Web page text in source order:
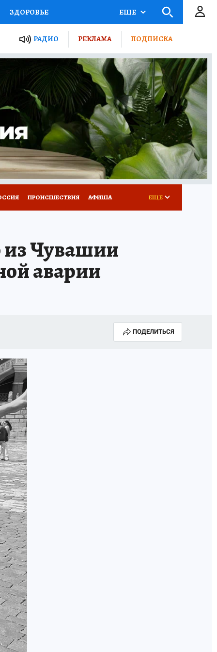
ЗДОРОВЬЕ
РОССИИ
ПУТЕВОДИТЕЛЬ
ТУРИЗМ
ПОТРЕБИТЕЛЯ ВСЕ О КП
ЕЩЕ
РАДИО РЕКЛАМА ПОДПИСКА
ПРОИСШЕСТВИЯ АФИША ЕЩЕ
из Чувашии
аварии
ПОДЕЛИТЬСЯ